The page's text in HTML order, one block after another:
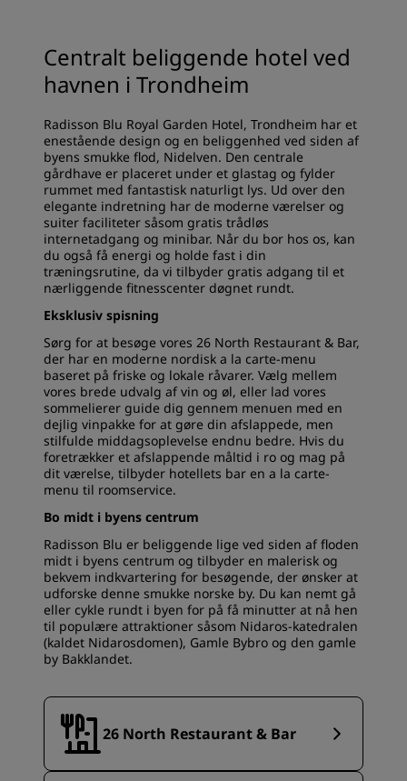
Centralt beliggende hotel ved
havnen i Trondheim
Radisson Blu Royal Garden Hotel, Trondheim har et
enestående design og en beliggenhed ved siden af
byens smukke flod, Nidelven. Den centrale
gårdhave er placeret under et glastag og fylder
rummet med fantastisk naturligt lys. Ud over den
elegante indretning har de moderne værelser og
suiter faciliteter såsom gratis trådløs
internetadgang og minibar. Når du bor hos os, kan
du også få energi og holde fast i din
træningsrutine, da vi tilbyder gratis adgang til et
nærliggende fitnesscenter døgnet rundt.
Eksklusiv spisning
Sørg for at besøge vores 26 North Restaurant & Bar,
der har en moderne nordisk a la carte-menu
baseret på friske og lokale råvarer. Vælg mellem
vores brede udvalg af vin og øl, eller lad vores
sommelierer guide dig gennem menuen med en
dejlig vinpakke for at gøre din afslappede, men
stilfulde middagsoplevelse endnu bedre. Hvis du
foretrækker et afslappende måltid i ro og mag på
dit værelse, tilbyder hotellets bar en a la carte-
menu til roomservice.
Bo midt i byens centrum
Radisson Blu er beliggende lige ved siden af floden
midt i byens centrum og tilbyder en malerisk og
bekvem indkvartering for besøgende, der ønsker at
udforske denne smukke norske by. Du kan nemt gå
eller cykle rundt i byen for på få minutter at nå hen
til populære attraktioner såsom Nidaros-katedralen
(kaldet Nidarosdomen), Gamle Bybro og den gamle
by Bakklandet.
26 North Restaurant & Bar